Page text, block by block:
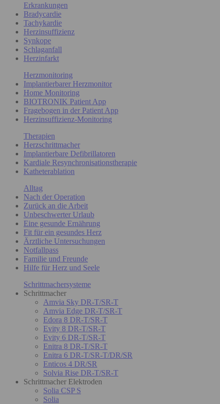
Erkrankungen
Bradycardie
Tachykardie
Herzinsuffizienz
Synkope
Schlaganfall
Herzinfarkt
Herzmonitoring
Implantierbarer Herzmonitor
Home Monitoring
BIOTRONIK Patient App
Fragebogen in der Patient App
Herzinsuffizienz-Monitoring
Therapien
Herzschrittmacher
Implantierbare Defibrillatoren
Kardiale Resynchronisationstherapie
Katheterablation
Alltag
Nach der Operation
Zurück an die Arbeit
Unbeschwerter Urlaub
Eine gesunde Ernährung
Fit für ein gesundes Herz
Ärztliche Untersuchungen
Notfallpass
Familie und Freunde
Hilfe für Herz und Seele
Schrittmachersysteme
Schrittmacher
Amvia Sky DR-T/SR-T
Amvia Edge DR-T/SR-T
Edora 8 DR-T/SR-T
Evity 8 DR-T/SR-T
Evity 6 DR-T/SR-T
Enitra 8 DR-T/SR-T
Enitra 6 DR-T/SR-T/DR/SR
Enticos 4 DR/SR
Solvia Rise DR-T/SR-T
Schrittmacher Elektroden
Solia CSP S
Solia